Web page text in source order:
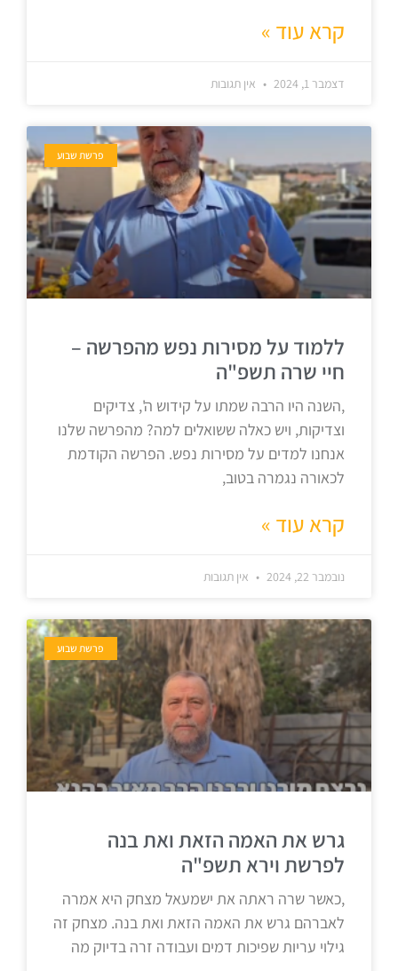
קרא עוד »
דצמבר 1, 2024 אין תגובות
פרשת שבוע
ללמוד על מסירות נפש מהפרשה –
חיי שרה תשפ"ה
,השנה היו הרבה שמתו על קידוש ה', צדיקים
וצדיקות, ויש כאלה ששואלים למה? מהפרשה שלנו
אנחנו למדים על מסירות נפש. הפרשה הקודמת
לכאורה נגמרה בטוב,
קרא עוד »
נובמבר 22, 2024 אין תגובות
פרשת שבוע
גרש את האמה הזאת ואת בנה
לפרשת וירא תשפ"ה
,כאשר שרה ראתה את ישמעאל מצחק היא אמרה
לאברהם גרש את האמה הזאת ואת בנה. מצחק זה
גילוי עריות שפיכות דמים ועבודה זרה בדיוק מה